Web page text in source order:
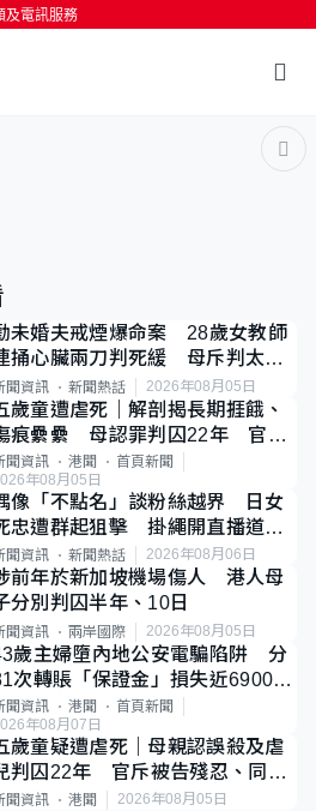
及電訊服務
未婚夫戒煙爆命案 28歲女教師
捅心臟兩刀判死緩 母斥判太重
上訴
聞資訊 新聞熱話 2026年08月05日
歲童遭虐死｜解剖揭長期捱餓、
痕纍纍 母認罪判囚22年 官斥
血：同類案最惡劣
聞資訊 港聞
首頁新聞
年08月05日
像「不點名」談粉絲越界 日女
忠遭群起狙擊 掛繩開直播道歉
輕生
聞資訊 新聞熱話 2026年08月06日
前年於新加坡機場傷人 港人母
分別判囚半年、10日
聞資訊 兩岸國際 2026年08月05日
歲主婦墮內地公安電騙陷阱 分
次轉賬「保證金」損失近6900萬
聞資訊 港聞
首頁新聞
年08月07日
歲童疑遭虐死｜母親認誤殺及虐
判囚22年 官斥被告殘忍、同類
最惡劣
聞資訊 港聞 2026年08月05日